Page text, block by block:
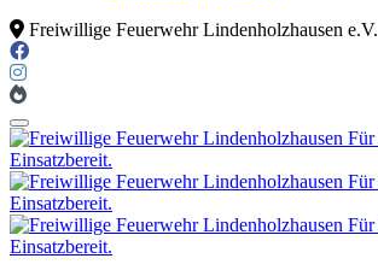
Freiwillige Feuerwehr Lindenholzhausen e.V.